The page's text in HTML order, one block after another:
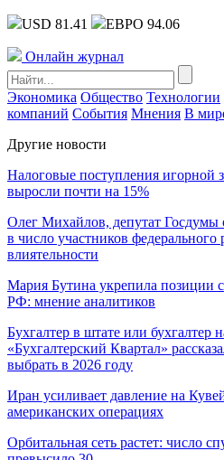
USD 81.41 ЕВРО 94.06
Онлайн журнал
Экономика Общество Технологии
компаний События Мнения В
Другие новости
Налоговые поступления игорной
выросли почти на 15%
Олег Михайлов, депутат
в число участников федерального
влиятельности
Мария Бутина укрепила позиции
РФ: мнение аналитиков
Бухгалтер в штате или бухгалтер
«Бухгалтерский Квартал»
выбрать в 2026 году
Иран усиливает давление на
американских операциях
Орбитальная сеть растет: число